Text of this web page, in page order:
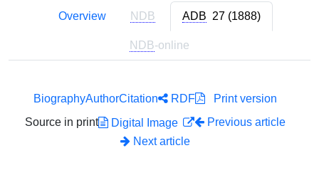
Overview NDB ADB 27 (1888)
NDB-online
BiographyAuthorCitation RDF
Print version
Source in print
Digital Image
Previous article
Next article